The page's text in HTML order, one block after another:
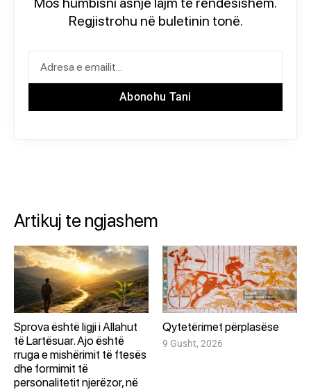
Regjistrohu në buletinin tonë.
Abonohu Tani
Artikuj te ngjashem
Sprova është ligji i Allahut
të Lartësuar. Ajo është
rruga e mishërimit të ftesës
dhe formimit të
personalitetit njerëzor, në
Qytetërimet përplasëse
9 Gusht, 2026